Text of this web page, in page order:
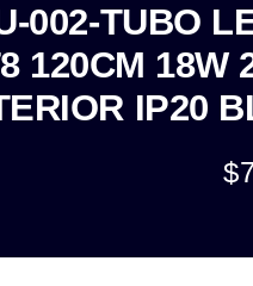
002-TUBO
120CM 18W
IP20
$